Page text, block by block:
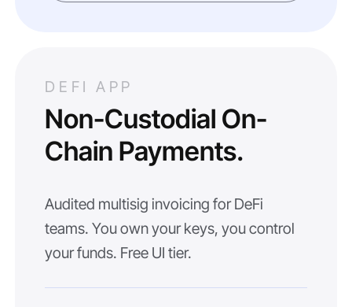
DEFI APP
Non-Custodial On-
Chain Payments.
Audited multisig invoicing for DeFi
teams. You own your keys, you control
your funds. Free UI tier.